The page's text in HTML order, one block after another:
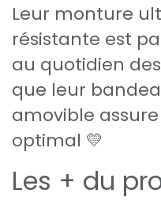
Leur monture
résistante est
au quotidien
que leur
amovible
optimal 💛
Les + du